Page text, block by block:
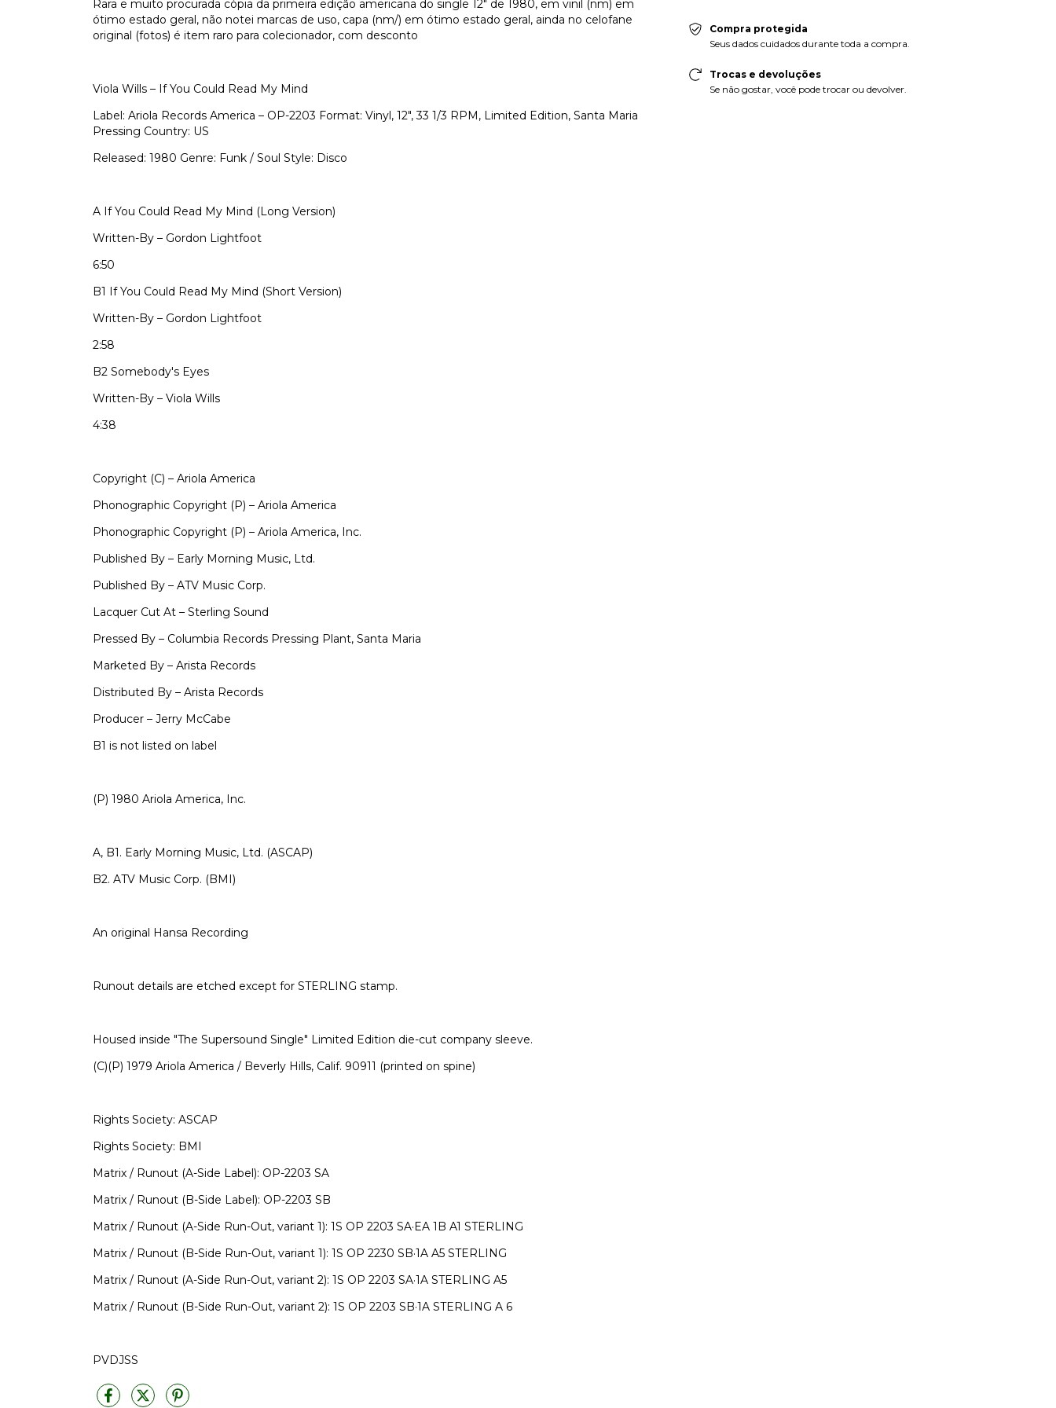
Rara e muito procurada cópia da primeira edição americana do single 12" de 1980, em vinil (nm) em
ótimo estado geral, não notei marcas de uso, capa (nm/) em ótimo estado geral, ainda no celofane
original (fotos) é item raro para colecionador, com desconto
Viola Wills – If You Could Read My Mind
Label: Ariola Records America – OP-2203 Format: Vinyl, 12", 33 1/3 RPM, Limited Edition, Santa Maria
Pressing Country: US
Released: 1980 Genre: Funk / Soul Style: Disco
A If You Could Read My Mind (Long Version)
Written-By – Gordon Lightfoot
6:50
B1
If You Could Read My Mind (Short Version)
Written-By – Gordon Lightfoot
2:58
B2 Somebody's Eyes
Written-By – Viola Wills
4:38
Copyright (C) – Ariola America
Phonographic Copyright (P) – Ariola America
Phonographic Copyright (P) – Ariola America, Inc.
Published By – Early Morning Music, Ltd.
Published By – ATV Music Corp.
Lacquer Cut At – Sterling Sound
Pressed By – Columbia Records Pressing Plant, Santa Maria
Marketed By – Arista Records
Distributed By – Arista Records
Producer – Jerry McCabe
B1 is not listed on label
(P) 1980 Ariola America, Inc.
A, B1. Early Morning Music, Ltd. (ASCAP)
B2. ATV Music Corp. (BMI)
An original Hansa Recording
Runout details are etched except for STERLING stamp.
Housed inside "The Supersound Single" Limited Edition die-cut company sleeve.
(C)(P) 1979 Ariola America / Beverly Hills, Calif. 90911 (printed on spine)
Rights Society: ASCAP
Rights Society: BMI
Matrix / Runout (A-Side Label): OP-2203 SA
Matrix / Runout (B-Side Label): OP-2203 SB
Matrix / Runout (A-Side Run-Out, variant 1): 1S OP 2203 SA·EA 1B A1 STERLING
Matrix / Runout (B-Side Run-Out, variant 1): 1S OP 2230 SB·1A A5 STERLING
Matrix / Runout (A-Side Run-Out, variant 2): 1S OP 2203 SA·1A STERLING A5
Matrix / Runout (B-Side Run-Out, variant 2): 1S OP 2203 SB·1A STERLING A 6
PVDJSS
Compra protegida
Seus dados cuidados durante toda a compra.
Trocas e devoluções
Se não gostar, você pode trocar ou devolver.